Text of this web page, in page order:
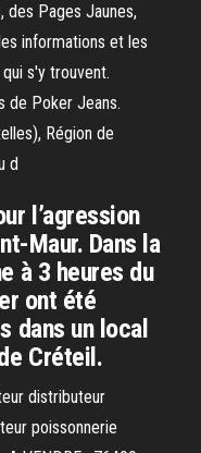
des Pages Jaunes,
informations et les
s'y trouvent.
de Poker Jeans.
Région de
d
l’agression
Maur. Dans la
à 3 heures du
ont été
dans un local
Créteil.
distributeur
poissonnerie